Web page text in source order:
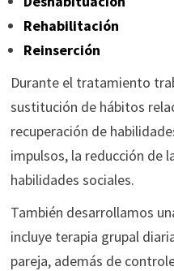
Rehabilitación
Reinserción
Durante el tratamiento
sustitución de hábitos
recuperación de
impulsos, la reducción de
habilidades sociales.
También desarrollamos
incluye terapia grupal
pareja, además de